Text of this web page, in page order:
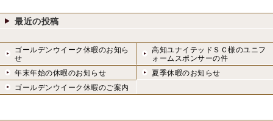
ン
稿:
最近の投稿
ゴールデンウイーク休暇のお知ら
せ
高知ユナイテッドＳＣ様のユニフ
ォームスポンサーの件
年末年始の休暇のお知らせ
夏季休暇のお知らせ
ゴールデンウイーク休暇のご案内